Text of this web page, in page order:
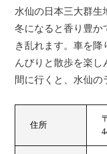
水仙の日本三大群生
冬になると香り豊か
き乱れます。車を
んびりと散歩を楽し
間に行くと、水仙の
住所